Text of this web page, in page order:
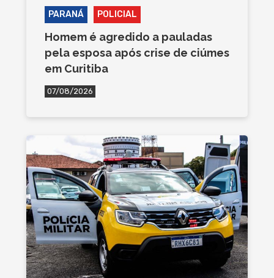
PARANÁ POLICIAL
Homem é agredido a pauladas
pela esposa após crise de ciúmes
em Curitiba
07/08/2026